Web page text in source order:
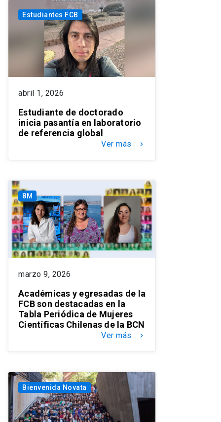
Estudiantes FCB
abril 1, 2026
Estudiante de doctorado
inicia pasantía en laboratorio
de referencia global
Ver más keyboard_arrow_right
8M
marzo 9, 2026
Académicas y egresadas de la
FCB son destacadas en la
Tabla Periódica de Mujeres
Científicas Chilenas de la BCN
Ver más keyboard_arrow_right
Bienvenida Novata